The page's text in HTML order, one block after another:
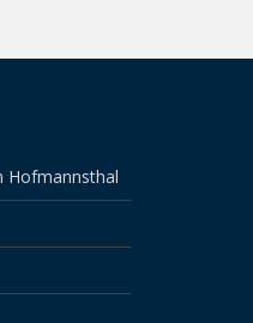
Hofmannsthal